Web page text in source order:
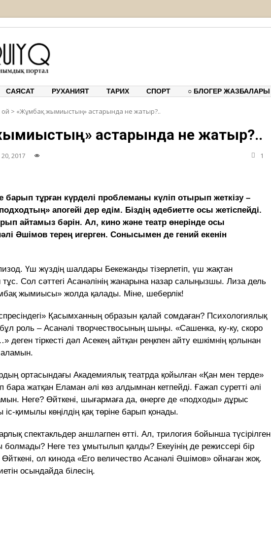
САЯСАТ РУХАНИЯТ ТАРИХ СПОРТ ○ БЛОГЕР ЖАЗБАЛАРЫ
ой > «Жұмбақ жымиыстың» астарында не жатыр?..
астарында не жатыр?..
2017 1
барып тұрған күрделі проблеманы күліп отырып жеткізу –
апогейі дер едім. Біздің әдебиетте осы жетіспейді.
айтамыз бәрін. Ал, кино және театр өнерінде осы
Әшімов терең игерген. Сонысымен де гений екенін
Үш жүздің шалдары Бекежанды тізерлетіп, үш жақтан
Сол сәттегі Асанәлінің жанарына назар салыңызшы. Лиза дель
жымиысы» жолда қалады. Міне, шеберлік!
Қасымханның образын қалай сомдаған? Психологиялық
роль – Асанәлі творчествосының шыңы. «Сашенка, ку-ку, скоро
деген тіркесті дәл Асекең айтқан реңкпен айту ешкімнің қолынан
аламын.
ортасындағы Академиялық театрда қойылған «Қан мен терде»
бара жатқан Еламан әлі көз алдымнан кетпейді. Ғажап суретті әлі
Неге? Өйткені, шығармаға да, өнерге де «подходы» дұрыс
іс-қимылы көңілдің қақ төріне барып қонады.
спектакльдер аншлагпен өтті. Ал, трилогия бойынша түсірілген
болмады? Неге тез ұмытылып қалды? Екеуінің де режиссері бір
ол кинода «Его величество Асанәлі Әшімов» ойнаған жоқ.
осындайда білесің.